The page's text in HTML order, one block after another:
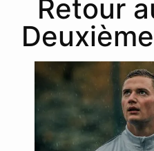
Retour